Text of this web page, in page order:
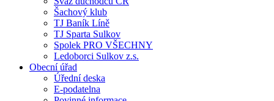
Šachový klub
TJ Baník Líně
TJ Sparta Sulkov
Spolek PRO VŠECHNY
Ledoborci Sulkov z.s.
Obecní úřad
Úřední deska
E-podatelna